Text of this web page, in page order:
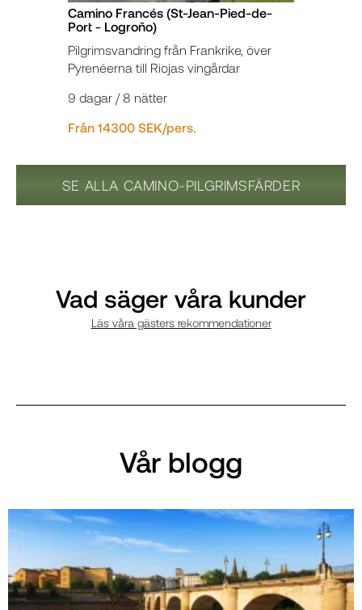
Camino Francés (St-Jean-Pied-de-
Port - Logroño)
Pilgrimsvandring från Frankrike, över
Pyrenéerna till Riojas vingårdar
9 dagar / 8 nätter
Från 14300 SEK/pers.
SE ALLA CAMINO-PILGRIMSFÄRDER
Vad säger våra kunder
Läs våra gästers rekommendationer
Vår blogg